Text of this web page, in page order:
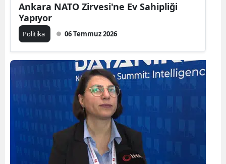
Ankara NATO Zirvesi'ne Ev Sahipliği
Yapıyor
Politika 06 Temmuz 2026